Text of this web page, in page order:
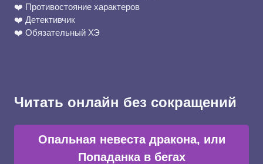
❤️ Противостояние характеров
❤️ Детективчик
❤️ Обязательный ХЭ
Читать онлайн без сокращений
Опальная невеста дракона, или
Попаданка в бегах